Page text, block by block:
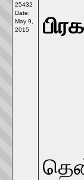
25432
Date:
May 9,
2015